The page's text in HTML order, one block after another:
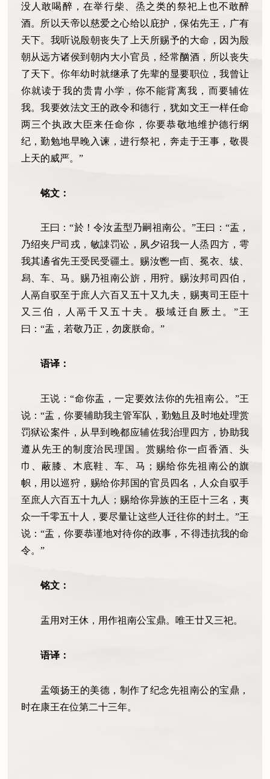
没人敢喝醉，在举行柴、烝之类的祭祀上也不敢醉
酒。所以天帝以慈爱之心给以庇护，保佑先王，广有
天下。我听说殷朝丧失了上天所赐予的大命，因为殷
朝从远方诸侯到朝内大小官员，经常酗酒，所以丧失
了天下。你年幼时就继承了先辈的显要职位，我曾让
你就读于我的贵胄小学，你不能背离我，而要辅佐
我。我要效法文王的政令和德行，犹如文王一样任命
两三个执政大臣来任命你，你要恭敬地维护德行纲
纪，勤勉地早晚入谏，进行祭祀，奔走于王事，敬畏
上天的威严。”
铭文：
王曰：“於！令汝盂型乃嗣祖南公。”王曰：“盂，
乃绍夹尸司戎，敏誎罚讼，夙夕诏我一人烝四方，雩
我其遹省先王受民受疆土。赐汝鬯一卣、冕衣、绂、
舄、车、马。赐乃祖南公旂，用狩。赐汝邦司四伯，
人鬲自驭至于庶人六百又五十又九夫，赐夷司王臣十
又三伯，人鬲千又五十夫。极域迁自厥土。”王
曰：“盂，若敬乃正，勿废朕命。”
语译：
王说：“命你盂，一定要效法你的先祖南公。”王
说：“盂，你要辅助我主管军队，勤勉且及时地处理赏
罚狱讼案件，从早到晚都应辅佐我治理四方，协助我
遵从先王的制度治民理国。赏赐给你一卣香酒、头
巾、蔽膝、木底鞋、车、马；赐给你先祖南公的旗
帜，用以巡狩，赐给你邦国的官员四名，人众自驭手
至庶人六百五十九人；赐给你异族的王臣十三名，夷
众一千零五十人，要尽量让这些人迁往你的封土。”王
说：“盂，你要恭谨地对待你的政事，不得违抗我的命
令。”
铭文：
盂用对王休，用作祖南公宝鼎。唯王廿又三祀。
语译：
盂颂扬王的美德，制作了纪念先祖南公的宝鼎，
时在康王在位第二十三年。